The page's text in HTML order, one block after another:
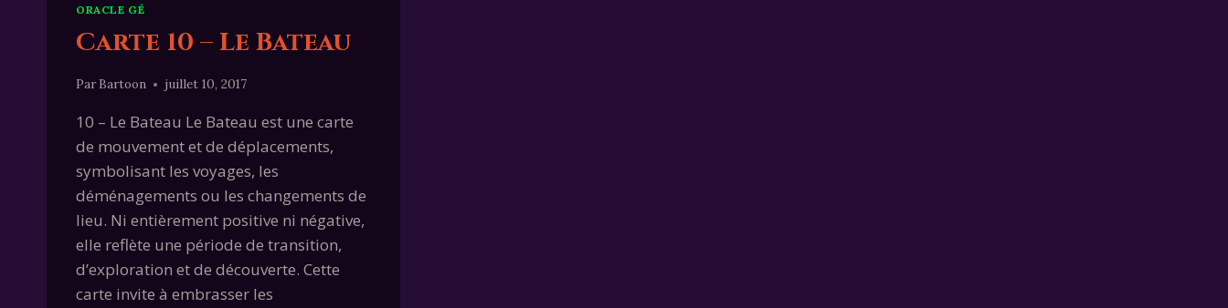
ORACLE GÉ
Carte 10 – Le Bateau
Par Bartoon juillet 10, 2017
10 – Le Bateau Le Bateau est une carte
de mouvement et de déplacements,
symbolisant les voyages, les
déménagements ou les changements de
lieu. Ni entièrement positive ni négative,
elle reflète une période de transition,
d’exploration et de découverte. Cette
carte invite à embrasser les